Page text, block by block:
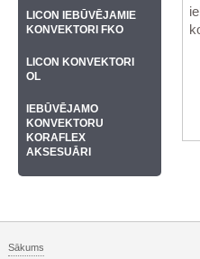
LICON IEBŪVĒJAMIE
KONVEKTORI FKO
LICON KONVEKTORI
OL
IEBŪVĒJAMO
KONVEKTORU
KORAFLEX
AKSESUĀRI
Sākums